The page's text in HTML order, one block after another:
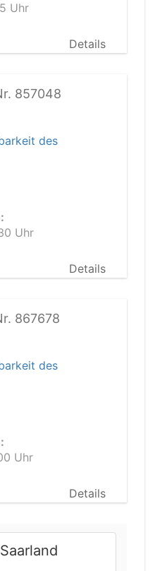
Uhr
Details
857048
des
Uhr
Details
867678
des
Uhr
Details